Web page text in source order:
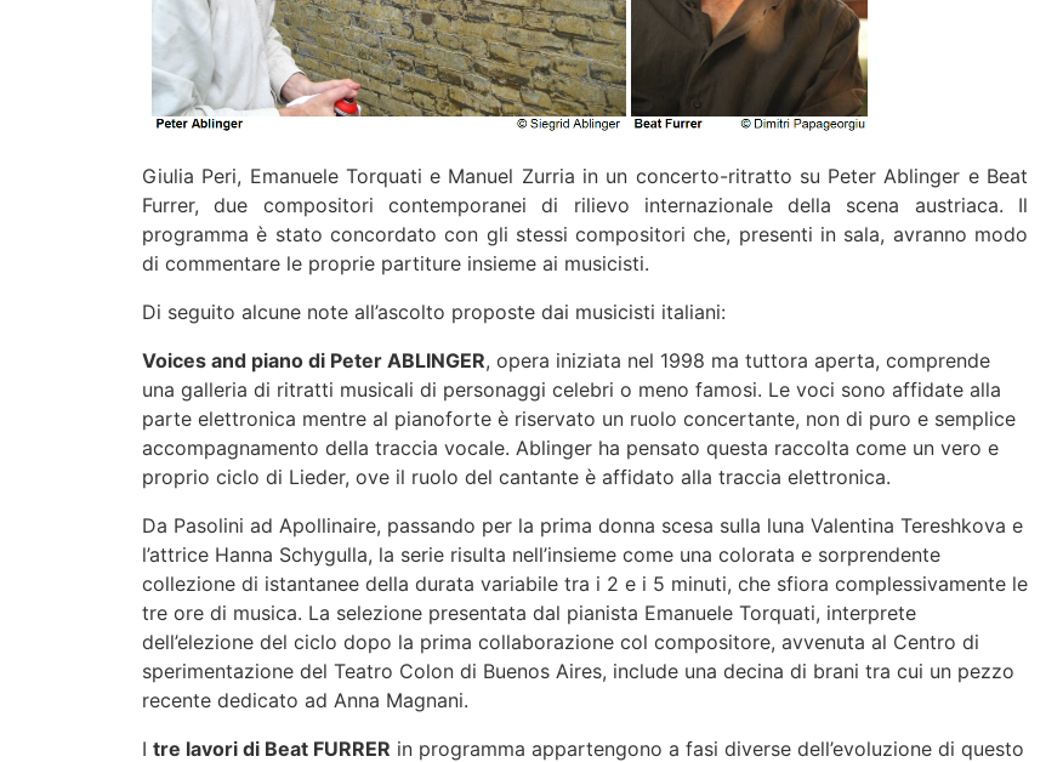
Giulia Peri, Emanuele Torquati e Manuel Zurria in un concerto-ritratto su Peter Ablinger e Beat
Furrer, due compositori contemporanei di rilievo internazionale della scena austriaca. Il
programma è stato concordato con gli stessi compositori che, presenti in sala, avranno modo
di commentare le proprie partiture insieme ai musicisti.
Di seguito alcune note all’ascolto proposte dai musicisti italiani:
Voices and piano di Peter ABLINGER, opera iniziata nel 1998 ma tuttora aperta, comprende
una galleria di ritratti musicali di personaggi celebri o meno famosi. Le voci sono affidate alla
parte elettronica mentre al pianoforte è riservato un ruolo concertante, non di puro e semplice
accompagnamento della traccia vocale. Ablinger ha pensato questa raccolta come un vero e
proprio ciclo di Lieder, ove il ruolo del cantante è affidato alla traccia elettronica.
Da Pasolini ad Apollinaire, passando per la prima donna scesa sulla luna Valentina Tereshkova e
l’attrice Hanna Schygulla, la serie risulta nell’insieme come una colorata e sorprendente
collezione di istantanee della durata variabile tra i 2 e i 5 minuti, che sfiora complessivamente le
tre ore di musica. La selezione presentata dal pianista Emanuele Torquati, interprete
dell’elezione del ciclo dopo la prima collaborazione col compositore, avvenuta al Centro di
sperimentazione del Teatro Colon di Buenos Aires, include una decina di brani tra cui un pezzo
recente dedicato ad Anna Magnani.
I tre lavori di Beat FURRER in programma appartengono a fasi diverse dell’evoluzione di questo